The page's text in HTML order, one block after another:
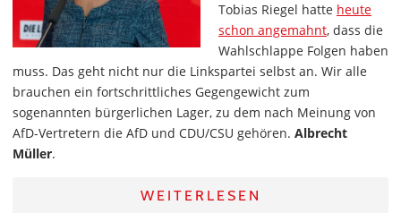
Tobias Riegel hatte heute
schon angemahnt, dass die
Wahlschlappe Folgen haben
muss. Das geht nicht nur die Linkspartei selbst an. Wir alle
brauchen ein fortschrittliches Gegengewicht zum
sogenannten bürgerlichen Lager, zu dem nach Meinung von
AfD-Vertretern die AfD und CDU/CSU gehören. Albrecht
Müller.
WEITERLESEN